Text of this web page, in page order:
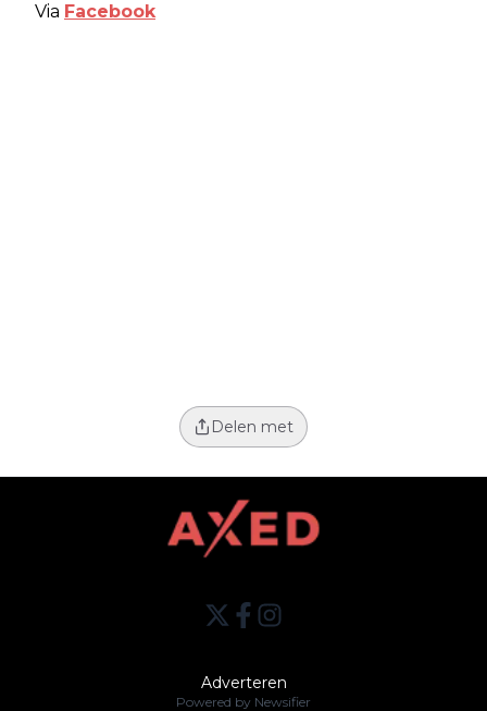
Via Facebook
Delen met
Adverteren
Powered by Newsifier